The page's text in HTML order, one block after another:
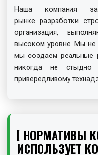
Наша компания
рынке разработки
организация,
высоком уровне. Мы не
мы создаем реальные
никогда не стыдно
привередливому
НОРМАТИВЫ
ИСПОЛЬЗУЕТ